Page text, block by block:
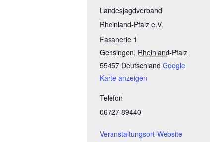
Landesjagdverband
Rheinland-Pfalz e.V.
Fasanerie 1
Gensingen, Rheinland-Pfalz
55457 Deutschland Google
Karte anzeigen
Telefon
06727 89440
Veranstaltungsort-Website